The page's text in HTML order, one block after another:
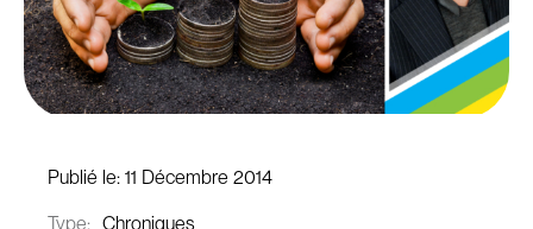
Publié le: 11 Décembre 2014
Type: Chroniques